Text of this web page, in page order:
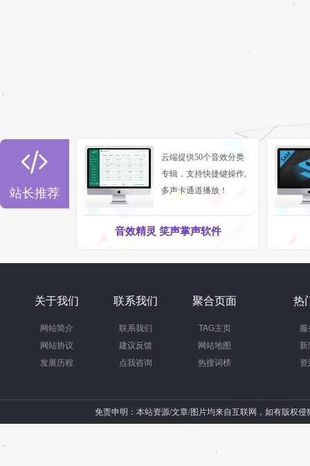

站长推荐
云端提供50个音效分类
专辑，支持快捷键操作,
多声卡通道播放！
音效精灵 笑声掌声软件
关于我们
网站简介
网站协议
发展历程
联系我们
联系我们
建议反馈
点我咨询
聚合页面
TAG主页
网站地图
热搜词榜
热
服
新
资
免责申明：本站资源/文章/图片均来自互联网，如有版权